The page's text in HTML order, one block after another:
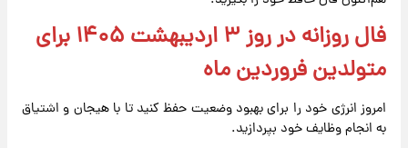
فال روزانه در روز ۳ اردیبهشت ۱۴۰۵ برای
متولدین فروردین ماه
امروز انرژی خود را برای بهبود وضعیت حفظ کنید تا با هیجان و اشتیاق
به انجام وظایف خود بپردازید.